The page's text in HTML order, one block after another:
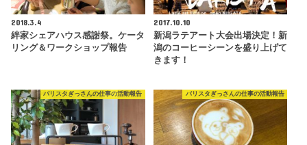
2018.3.4
絆家シェアハウス感謝祭。ケータ
リング＆ワークショップ報告
2017.10.10
新潟ラテアート大会出場決定！新
潟のコーヒーシーンを盛り上げて
きます！
バリスタぎっさんの仕事の活動報告 バリスタぎっさんの仕事の活動報告